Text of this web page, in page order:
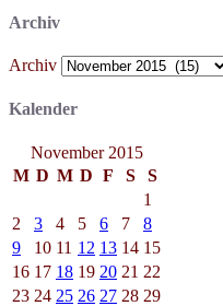
Archiv
Archiv
Kalender
November 2015
M D M D F S
S
1
2
3 4 5 6 7
8
9
10 11 12 13 14 15
16 17 18 19 20 21 22
23 24 25 26 27 28 29